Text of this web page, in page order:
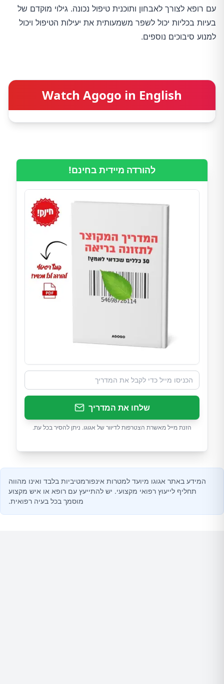
עם רופא לצורך לאבחון ותוכנית טיפול נכונה. גילוי מוקדם של
בעיות בכליות יכול לשפר משמעותית את יעילות הטיפול ויכול
למנוע סיבוכים נוספים.
Watch Agogo in English
להורדה מיידית בחינם!
שלחו את המדריך
הזנת מייל מאשרת הצטרפות לדיוור של אגוגו. ניתן להסיר בכל עת.
המידע באתר אגוגו מיועד למטרות אינפורמטיביות בלבד ואינו מהווה
תחליף לייעוץ רפואי מקצועי. יש להתייעץ עם רופא או איש מקצוע
מוסמך בכל בעיה רפואית.